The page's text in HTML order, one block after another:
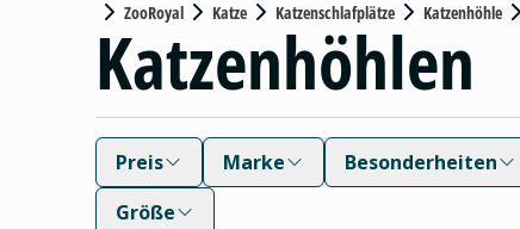
ZooRoyal Katze Katzenschlafplätze Katzenhöhle
Katzenhöhlen
Preis Marke Besonderheiten
Größe